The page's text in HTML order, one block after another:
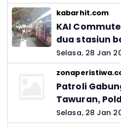
kabarhit.com
KAI
dua stasiun
Selasa, 28 Jan
Patroli
Tawuran,
Ingatkan
Selasa, 28 Jan